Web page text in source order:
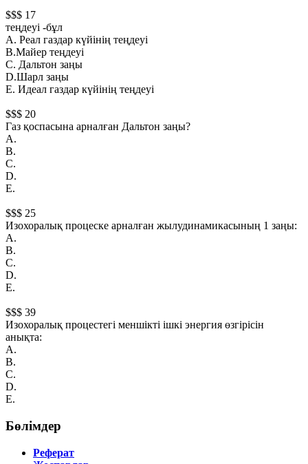
$$$ 17
теңдеуi -бұл
А. Реал газдар күйiнiң теңдеуi
B.Майер теңдеуi
С. Дальтон заңы
D.Шарл заңы
Е. Идеал газдар күйiнiң теңдеуi
$$$ 20
Газ қоспасына арналған Дальтон заңы?
А.
B.
С.
D.
Е.
$$$ 25
Изохоралық процеске арналған жылудинамикасының 1 заңы:
А.
В.
С.
D.
Е.
$$$ 39
Изохоралық процестегi меншiктi iшкi энергия өзгiрiсiн
анықта:
А.
B.
С.
D.
Е.
Бөлімдер
Реферат